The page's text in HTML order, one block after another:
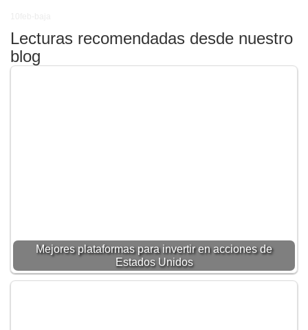
Lecturas recomendadas desde nuestro
blog
Mejores plataformas para invertir en acciones de
Estados Unidos